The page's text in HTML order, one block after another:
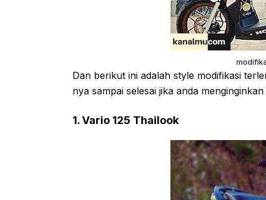
Dan berikut ini adalah style modifikasi
nya sampai selesai jika anda
1. Vario 125 Thailook